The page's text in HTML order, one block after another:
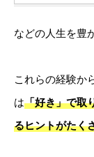
などの人生を豊
これらの経験か
は「好き」で取
るヒントがたく